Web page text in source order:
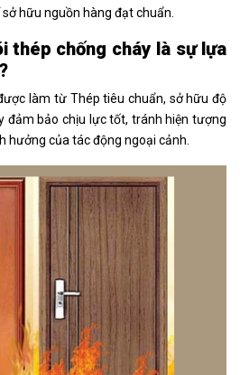
hữu nguồn hàng đạt chuẩn.
thép chống cháy là sự lựa
làm từ Thép tiêu chuẩn, sở hữu độ
đảm bảo chịu lực tốt, tránh hiện tượng
hưởng của tác động ngoại cảnh.